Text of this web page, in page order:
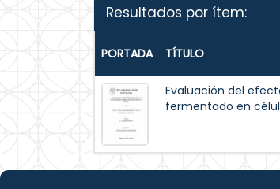
Resultados por ítem:
PORTADA TÍTULO
Evaluación del
fermentado en